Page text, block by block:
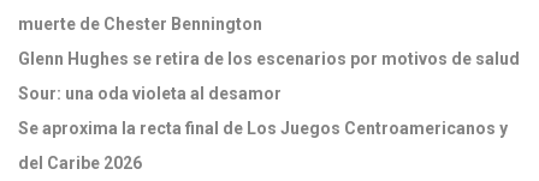
muerte de Chester Bennington
Glenn Hughes se retira de los escenarios por motivos de salud
Sour: una oda violeta al desamor
Se aproxima la recta final de Los Juegos Centroamericanos y
del Caribe 2026